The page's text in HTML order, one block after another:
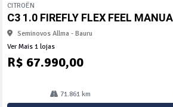
arti
lhe
CITROËN
C3 1.0 FIREFLY FLEX FEEL
Seminovos Allma - Bauru
Ver Mais 1 lojas
R$ 67.990,00
71.861 km